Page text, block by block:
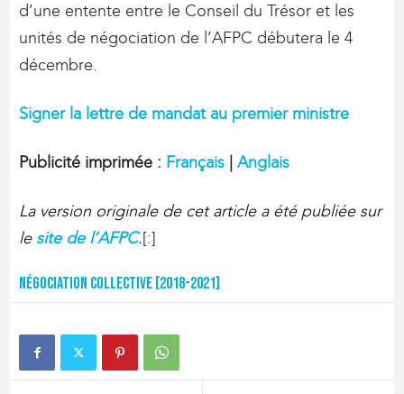
d’une entente entre le Conseil du Trésor et les
unités de négociation de l’AFPC débutera le 4
décembre.
Signer la lettre de mandat au premier ministre
Publicité imprimée : Français |Anglais
La version originale de cet article a été publiée sur
le site de l’AFPC.[:]
Négociation collective [2018-2021]